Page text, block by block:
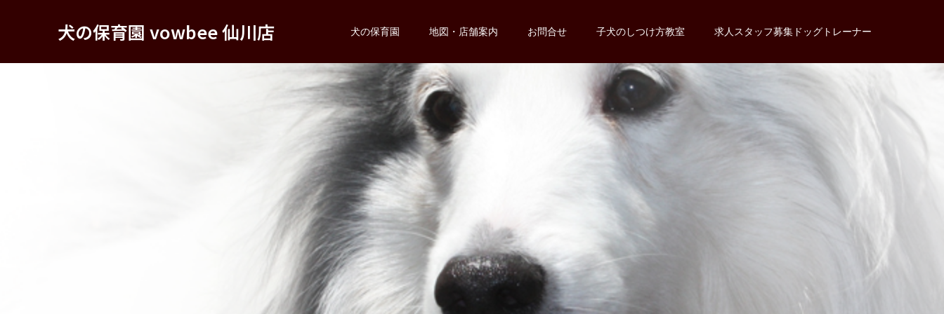
犬の保育園 vowbee 仙川店 犬の保育園 地図・店舗案内 お問合せ 子犬のしつけ方教室 求人スタッフ募集ドッグトレーナー